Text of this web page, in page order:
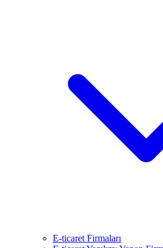
E-ticaret Firmaları